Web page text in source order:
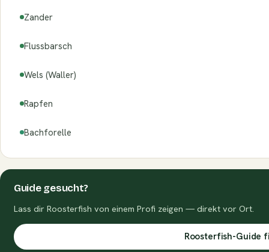
Zander
Flussbarsch
Wels (Waller)
Rapfen
Bachforelle
Guide gesucht?
Lass dir Roosterfish von einem Profi zeigen — direkt vor Ort.
Roosterfish-Guide